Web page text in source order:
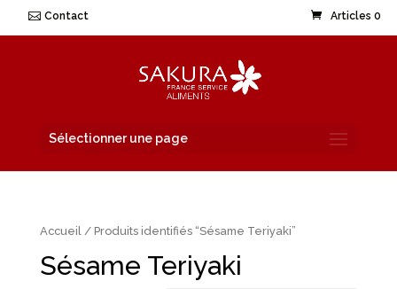
Contact Articles 0
Sélectionner une page
Accueil/ Produits identifiés “Sésame Teriyaki”
Sésame Teriyaki